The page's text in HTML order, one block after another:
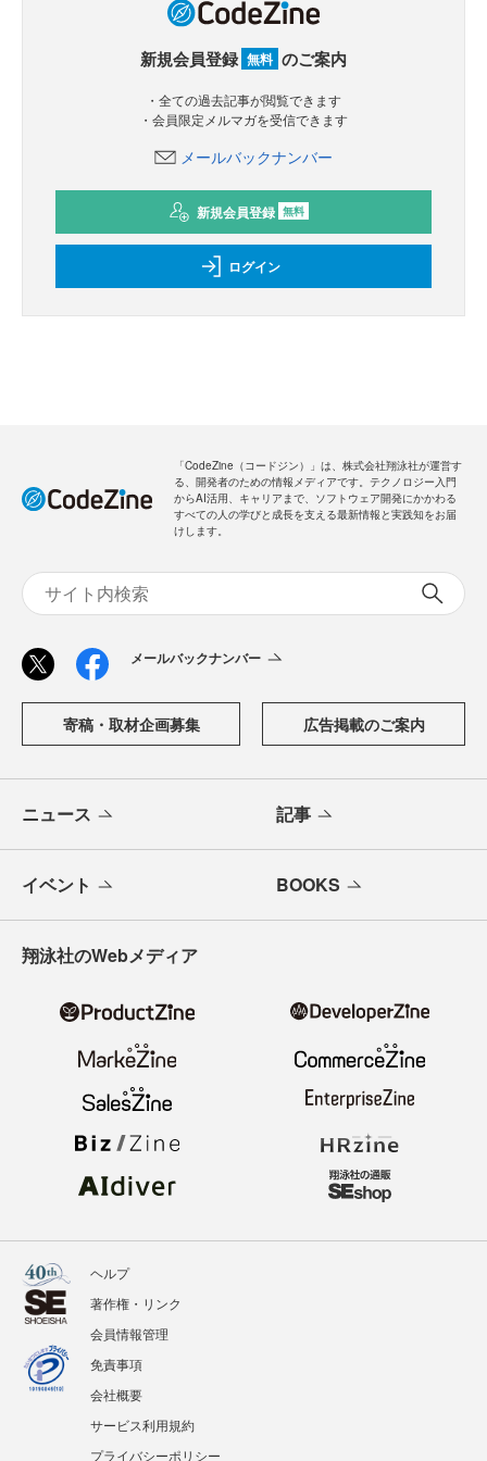
新規会員登録 無料 のご案内
・全ての過去記事が閲覧できます
・会員限定メルマガを受信できます
メールバックナンバー
新規会員登録 無料
ログイン
「CodeZine（コードジン）」は、株式会社翔泳社が運営す
る、開発者のための情報メディアです。テクノロジー入門
からAI活用、キャリアまで、ソフトウェア開発にかかわる
すべての人の学びと成長を支える最新情報と実践知をお届
けします。
メールバックナンバー
寄稿・取材企画募集 広告掲載のご案内
ニュース 記事
イベント BOOKS
翔泳社のWebメディア
ヘルプ
著作権・リンク
会員情報管理
免責事項
会社概要
サービス利用規約
プライバシーポリシー